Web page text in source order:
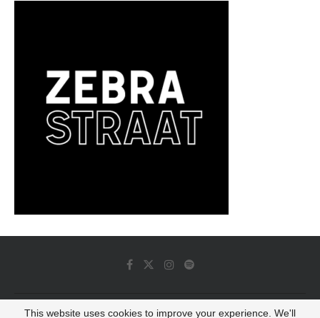
© 2022 - Luminous Dash All Rights Reserved
This website uses cookies to improve your experience. We'll